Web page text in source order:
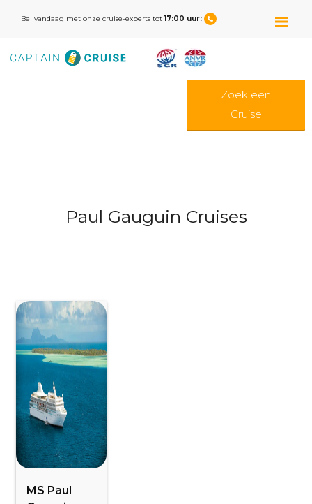
Bel vandaag met onze cruise-experts tot17:00 uur:
Zoek een
Cruise
Paul Gauguin Cruises
MS Paul